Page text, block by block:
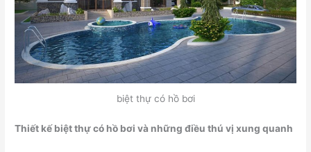
biệt thự có hồ bơi
Thiết kế biệt thự có hồ bơi và những điều thú vị xung quanh